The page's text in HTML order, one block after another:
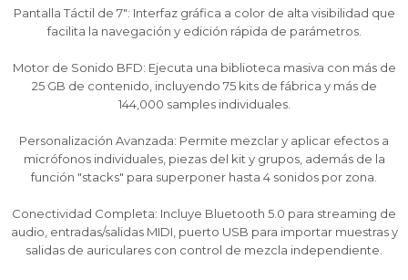
Pantalla Táctil de 7": Interfaz gráfica a color de alta visibilidad que
facilita la navegación y edición rápida de parámetros.
Motor de Sonido BFD: Ejecuta una biblioteca masiva con más de
25 GB de contenido, incluyendo 75 kits de fábrica y más de
144,000 samples individuales.
Personalización Avanzada: Permite mezclar y aplicar efectos a
micrófonos individuales, piezas del kit y grupos, además de la
función "stacks" para superponer hasta 4 sonidos por zona.
Conectividad Completa: Incluye Bluetooth 5.0 para streaming de
audio, entradas/salidas MIDI, puerto USB para importar muestras y
salidas de auriculares con control de mezcla independiente.
comprar!
Comprá en 3 cuotas sin recargo o hasta en
12 cuotas * ¡Solo con tu cédula!
comprar!
Comprá en 3 cuotas sin recargo o hasta en
12 cuotas * ¡Solo con tu cédula!
comprar!
Comprá en 3 cuotas sin recargo o hasta en
12 cuotas * ¡Solo con tu cédula!